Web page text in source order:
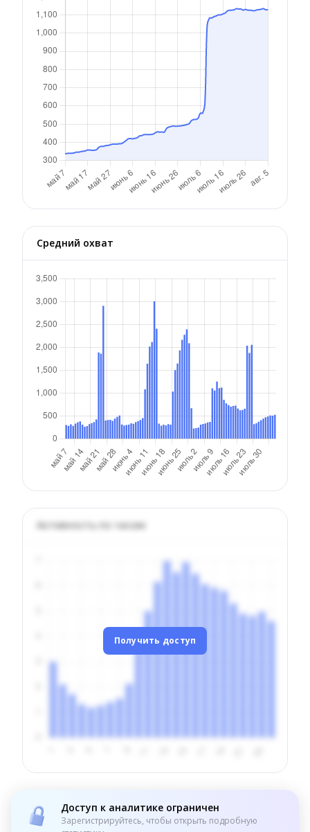
Средний охват
Активность по часам
Получить доступ
Доступ к аналитике ограничен
Зарегистрируйтесь, чтобы открыть подробную